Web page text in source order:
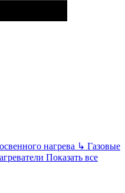
нагрева ↳ Газовые
Показать все